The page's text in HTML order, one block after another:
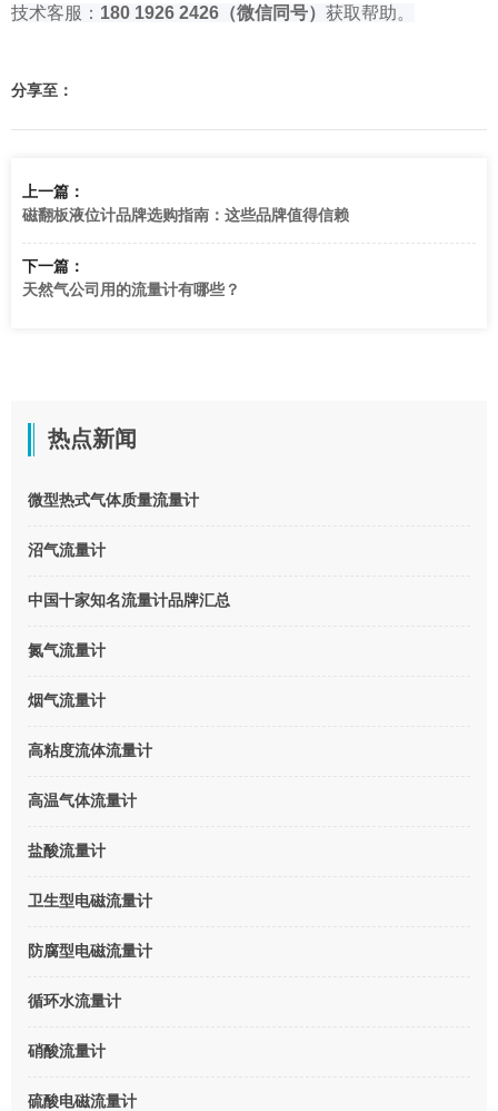
技术客服： 180 1926 2426 （微信同号） 获取帮助。
分享至：
上一篇：
磁翻板液位计品牌选购指南：这些品牌值得信赖
下一篇：
天然气公司用的流量计有哪些？
热点新闻
微型热式气体质量流量计
沼气流量计
中国十家知名流量计品牌汇总
氮气流量计
烟气流量计
高粘度流体流量计
高温气体流量计
盐酸流量计
卫生型电磁流量计
防腐型电磁流量计
循环水流量计
硝酸流量计
硫酸电磁流量计